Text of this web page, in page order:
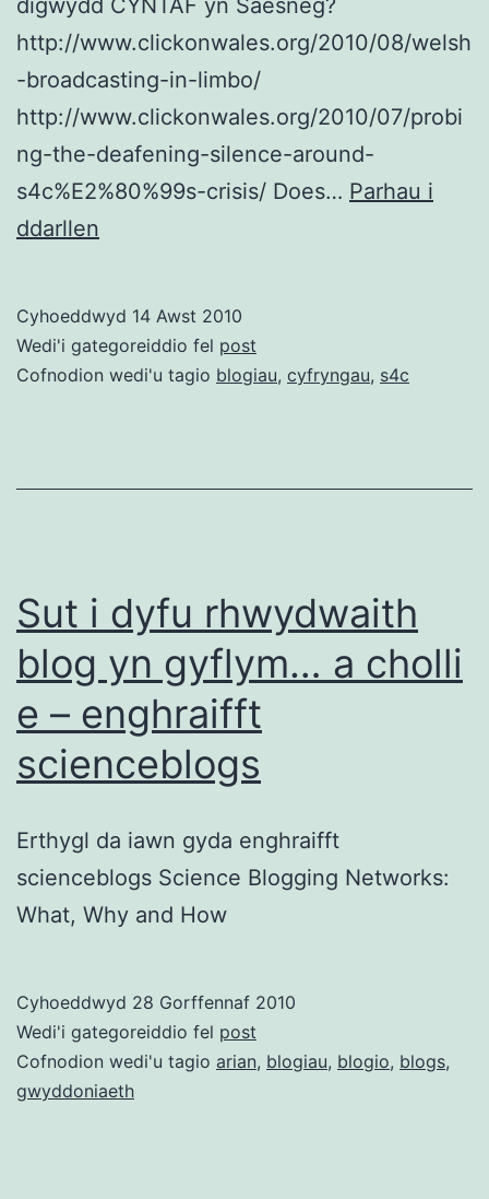
http://www.clickonwales.org/2010/08/welsh
-broadcasting-in-limbo/
http://www.clickonwales.org/2010/07/probi
ng-the-deafening-silence-around-
s4c%E2%80%99s-crisis/ Does… Parhau i
ddarllen
trafodaethau
cyfryngau
ac
Cyhoeddwyd 14 Awst 2010
Wedi'i gategoreiddio fel post
Cofnodion wedi'u tagio blogiau, cyfryngau, s4c
Sut i dyfu rhwydwaith
blog yn gyflym… a cholli
e – enghraifft
scienceblogs
Erthygl da iawn gyda enghraifft
scienceblogs Science Blogging Networks:
What, Why and How
Cyhoeddwyd 28 Gorffennaf 2010
Wedi'i gategoreiddio fel post
Cofnodion wedi'u tagio arian, blogiau, blogio, blogs,
gwyddoniaeth